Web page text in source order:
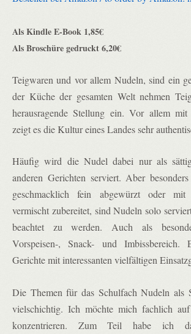
Als Kindle E-Book 1,85€
Als Broschüre gedruckt 6,20€
Teigwaren und vor allem Nudeln, sind ein
der Küche der gesamten Welt nehmen
herausragende Stellung ein. Vor allem mit
zeigt es die Kultur eines Landes sehr
Häufig wird die Nudel dabei nur als
anderen Gerichten serviert. Aber
geschmacklich fein abgewürzt oder mit
vermischt zubereitet, sind Nudeln solo
beachtet zu werden. Auch als
Vorspeisen-, Snack- und Imbissbereich.
Gerichte mit interessanten vielfältigen
Die Themen für das Schulfach Nudeln als
vielschichtig. Ich möchte mich fachlich
konzentrieren. Zum Teil habe ich